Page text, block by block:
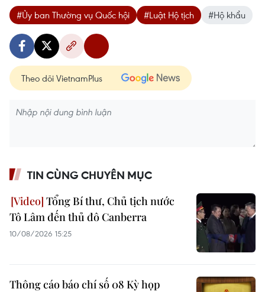
#Ủy ban Thường vụ Quốc hội #Luật Hộ tịch #Hộ khẩu
Theo dõi VietnamPlus
TIN CÙNG CHUYÊN MỤC
Tổng Bí thư, Chủ tịch nước
Tô Lâm đến thủ đô Canberra
10/08/2026 15:25
Thông cáo báo chí số 08 Kỳ họp